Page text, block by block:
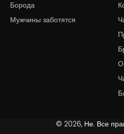
Борода
Мужчины заботятся
© 2026, Не. Все